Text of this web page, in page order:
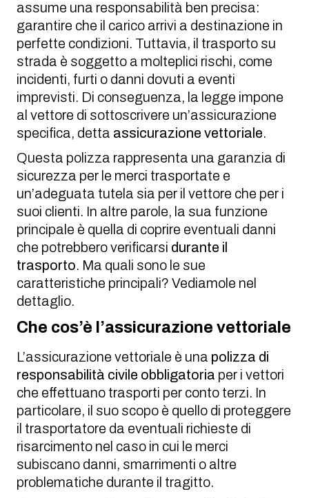
assume una responsabilità ben precisa:
garantire che il carico arrivi a destinazione in
perfette condizioni. Tuttavia, il trasporto su
strada è soggetto a molteplici rischi, come
incidenti, furti o danni dovuti a eventi
imprevisti. Di conseguenza, la legge impone
al vettore di sottoscrivere un’assicurazione
specifica, detta assicurazione vettoriale.
Questa polizza rappresenta una garanzia di
sicurezza per le merci trasportate e
un’adeguata tutela sia per il vettore che per i
suoi clienti. In altre parole, la sua funzione
principale è quella di coprire eventuali danni
che potrebbero verificarsi durante il
trasporto. Ma quali sono le sue
caratteristiche principali? Vediamole nel
dettaglio.
Che cos’è l’assicurazione vettoriale
L’assicurazione vettoriale è una polizza di
responsabilità civile obbligatoria per i vettori
che effettuano trasporti per conto terzi. In
particolare, il suo scopo è quello di proteggere
il trasportatore da eventuali richieste di
risarcimento nel caso in cui le merci
subiscano danni, smarrimenti o altre
problematiche durante il tragitto.